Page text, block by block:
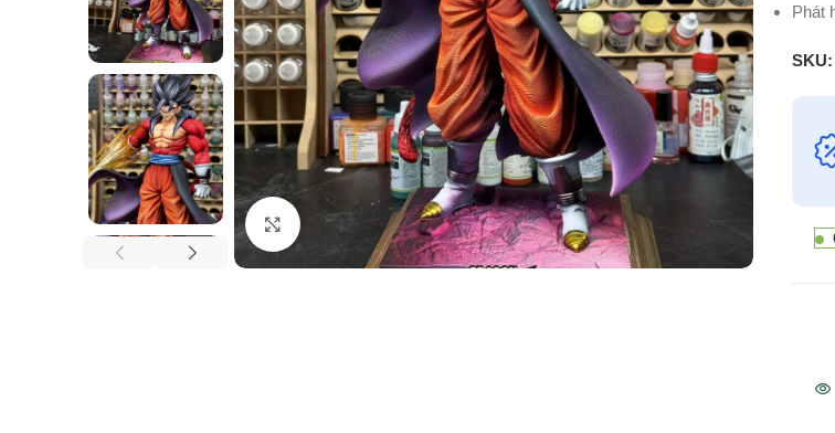
Nhấp để phóng to
Phát
SKU: